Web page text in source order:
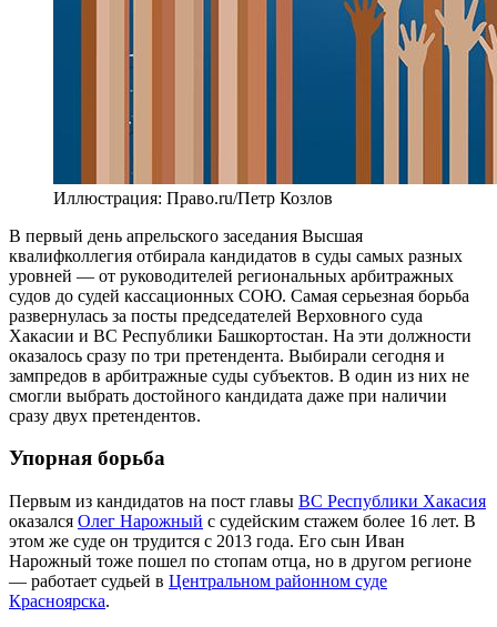
Иллюстрация: Право.ru/Петр Козлов
В первый день апрельского заседания Высшая
квалифколлегия отбирала кандидатов в суды самых разных
уровней — от руководителей региональных арбитражных
судов до судей кассационных СОЮ. Самая серьезная борьба
развернулась за посты председателей Верховного суда
Хакасии и ВС Республики Башкортостан. На эти должности
оказалось сразу по три претендента. Выбирали сегодня и
зампредов в арбитражные суды субъектов. В один из них не
смогли выбрать достойного кандидата даже при наличии
сразу двух претендентов.
Упорная борьба
Первым из кандидатов на пост главы ВС Республики Хакасия
оказался Олег Нарожный с судейским стажем более 16 лет. В
этом же суде он трудится с 2013 года. Его сын Иван
Нарожный тоже пошел по стопам отца, но в другом регионе
— работает судьей в Центральном районном суде
Красноярска.